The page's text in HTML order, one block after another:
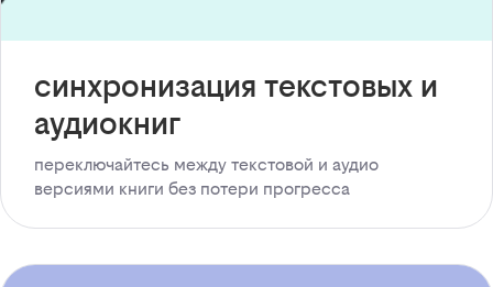
синхронизация текстовых и
аудиокниг
переключайтесь между текстовой и аудио
версиями книги без потери прогресса